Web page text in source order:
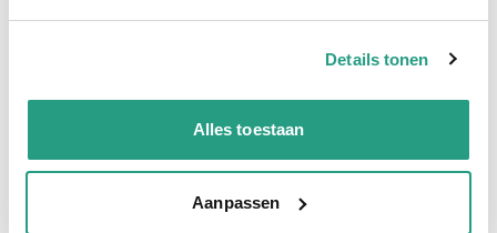
Details tonen
Alles toestaan
Aanpassen
Materiaal RVS
Vragen? Neem dan nu contact op
We zijn beschikbaar van ma t/m vr van 08:00 tot 17:00 uur.
Neem contact met ons op